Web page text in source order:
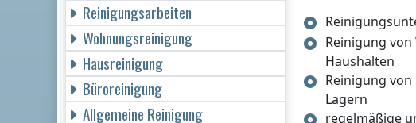
Reinigung
Haushalten
Reinigung
Lagern
regelmäßige
Reinigungsarbeiten
Wohnungsreinigung
Hausreinigung
Büroreinigung
Allgemeine Reinigung